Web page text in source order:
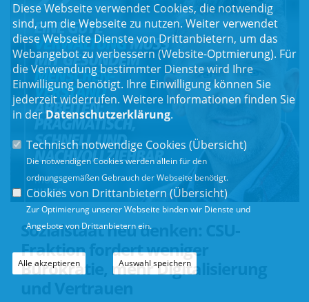
Sozialstaat neu denken: CSU-
Fraktion fordert weniger
Bürokratie, mehr Digitalisierung
Diese Webseite verwendet Cookies, die notwendig
sind, um die Webseite zu nutzen. Weiter verwendet
diese Webseite Dienste von Drittanbietern, um das
Webangebot zu verbessern (Website-Optmierung). Für
die Verwendung bestimmter Dienste wird Ihre
Einwilligung benötigt. Ihre Einwilligung können Sie
jederzeit widerrufen. Weitere Informationen finden Sie
in der Datenschutzerklärung.
Technisch notwendige Cookies (Übersicht)
Die notwendigen Cookies werden allein für den
ordnungsgemäßen Gebrauch der Webseite benötigt.
Cookies von Drittanbietern (Übersicht)
Zur Optimierung unserer Webseite binden wir Dienste und
Angebote von Drittanbietern ein.
Alle akzeptieren Auswahl speichern